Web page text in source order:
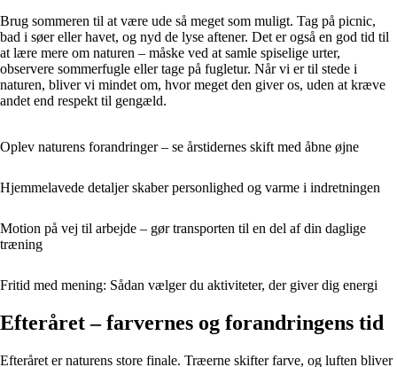
Brug sommeren til at være ude så meget som muligt. Tag på picnic,
bad i søer eller havet, og nyd de lyse aftener. Det er også en god tid til
at lære mere om naturen – måske ved at samle spiselige urter,
observere sommerfugle eller tage på fugletur. Når vi er til stede i
naturen, bliver vi mindet om, hvor meget den giver os, uden at kræve
andet end respekt til gengæld.
Oplev naturens forandringer – se årstidernes skift med åbne øjne
Hjemmelavede detaljer skaber personlighed og varme i indretningen
Motion på vej til arbejde – gør transporten til en del af din daglige
træning
Fritid med mening: Sådan vælger du aktiviteter, der giver dig energi
Efteråret – farvernes og forandringens tid
Efteråret er naturens store finale. Træerne skifter farve, og luften bliver